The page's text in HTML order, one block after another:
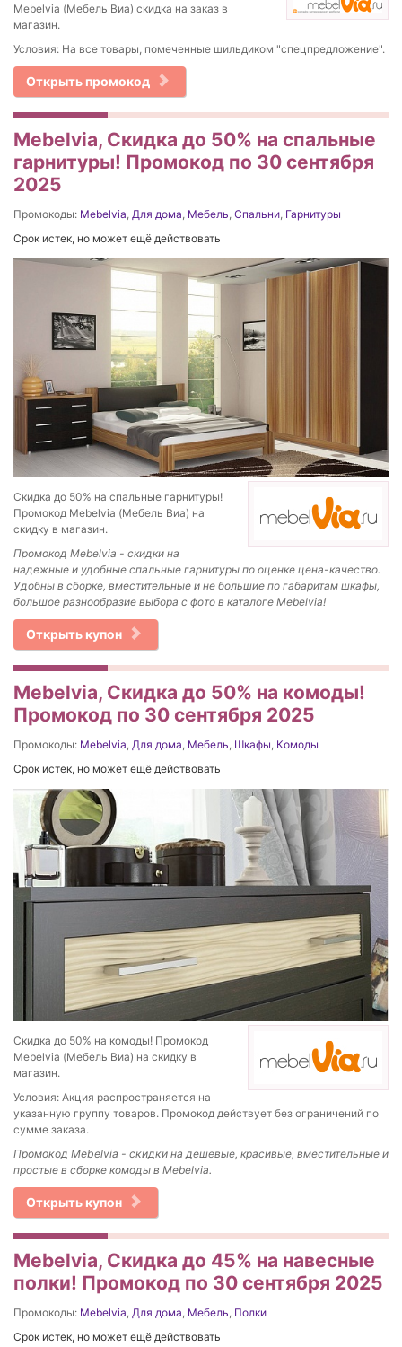
Mebelvia (Мебель Виа) скидка на заказ в
магазин.
Условия: На все товары, помеченные шильдиком "спецпредложение".
Открыть промокод
Mebelvia, Скидка до 50% на спальные
гарнитуры! Промокод по 30 сентября
2025
Промокоды: Mebelvia, Для дома, Мебель, Спальни, Гарнитуры
Срок истек, но может ещё действовать
Скидка до 50% на спальные гарнитуры!
Промокод Mebelvia (Мебель Виа) на
скидку в магазин.
Промокод Mebelvia - скидки на
надежные и удобные спальные гарнитуры по оценке цена-качество.
Удобны в сборке, вместительные и не большие по габаритам шкафы,
большое разнообразие выбора с фото в каталоге Mebelvia!
Открыть купон
Mebelvia, Скидка до 50% на комоды!
Промокод по 30 сентября 2025
Промокоды: Mebelvia Для дома Мебель Шкафы Комоды
Срок истек, но может ещё действовать
Скидка до 50% на комоды! Промокод
Mebelvia (Мебель Виа) на скидку в
магазин.
Условия: Акция распространяется на
указанную группу товаров. Промокод действует без ограничений по
сумме заказа.
Промокод Mebelvia - скидки на дешевые, красивые, вместительные и
простые в сборке комоды в Mebelvia.
Открыть купон
Mebelvia, Скидка до 45% на навесные
полки! Промокод по 30 сентября 2025
Промокоды: Mebelvia Для дома Мебель Полки
Срок истек, но может ещё действовать